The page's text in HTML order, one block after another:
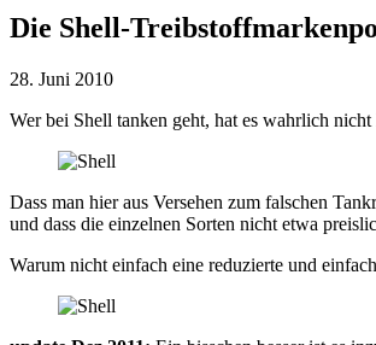
Die Shell-
28. Juni 2010
Wer bei Shell tanken geht, hat es wahrlich
Dass man hier aus Versehen zum falschen
und dass die einzelnen Sorten nicht etwa
Warum nicht einfach eine reduzierte und